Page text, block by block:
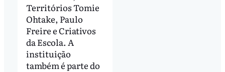
Territórios Tomie
Ohtake, Paulo
Freire e Criativos
da Escola. A
instituição
também é parte do